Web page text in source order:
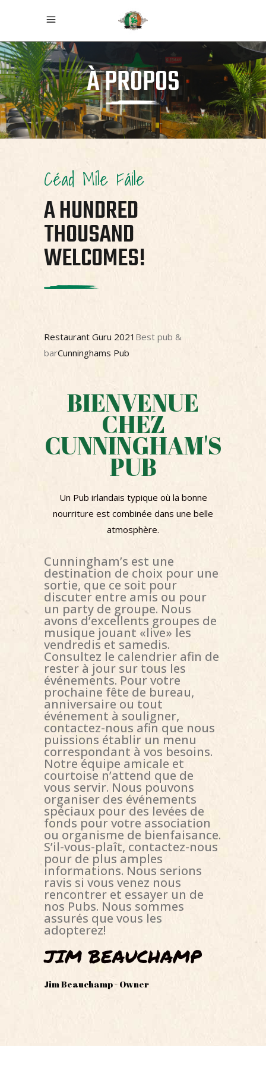
À PROPOS
Céad Míle Fáile
A HUNDRED
THOUSAND
WELCOMES!
Restaurant Guru 2021 Best pub &
barCunninghams Pub
BIENVENUE
CHEZ
CUNNINGHAM'S
PUB
Un Pub irlandais typique où la bonne
nourriture est combinée dans une belle
atmosphère.
Cunningham’s est une
destination de choix pour une
sortie, que ce soit pour
discuter entre amis ou pour
un party de groupe. Nous
avons d’excellents groupes de
musique jouant «live» les
vendredis et samedis.
Consultez le calendrier afin de
rester à jour sur tous les
événements. Pour votre
prochaine fête de bureau,
anniversaire ou tout
événement à souligner,
contactez-nous afin que nous
puissions établir un menu
correspondant à vos besoins.
Notre équipe amicale et
courtoise n’attend que de
vous servir. Nous pouvons
organiser des événements
spéciaux pour des levées de
fonds pour votre association
ou organisme de bienfaisance.
S’il-vous-plaît, contactez-nous
pour de plus amples
informations. Nous serions
ravis si vous venez nous
rencontrer et essayer un de
nos Pubs. Nous sommes
assurés que vous les
adopterez!
JIM BEAUCHAMP
Jim Beauchamp - Owner